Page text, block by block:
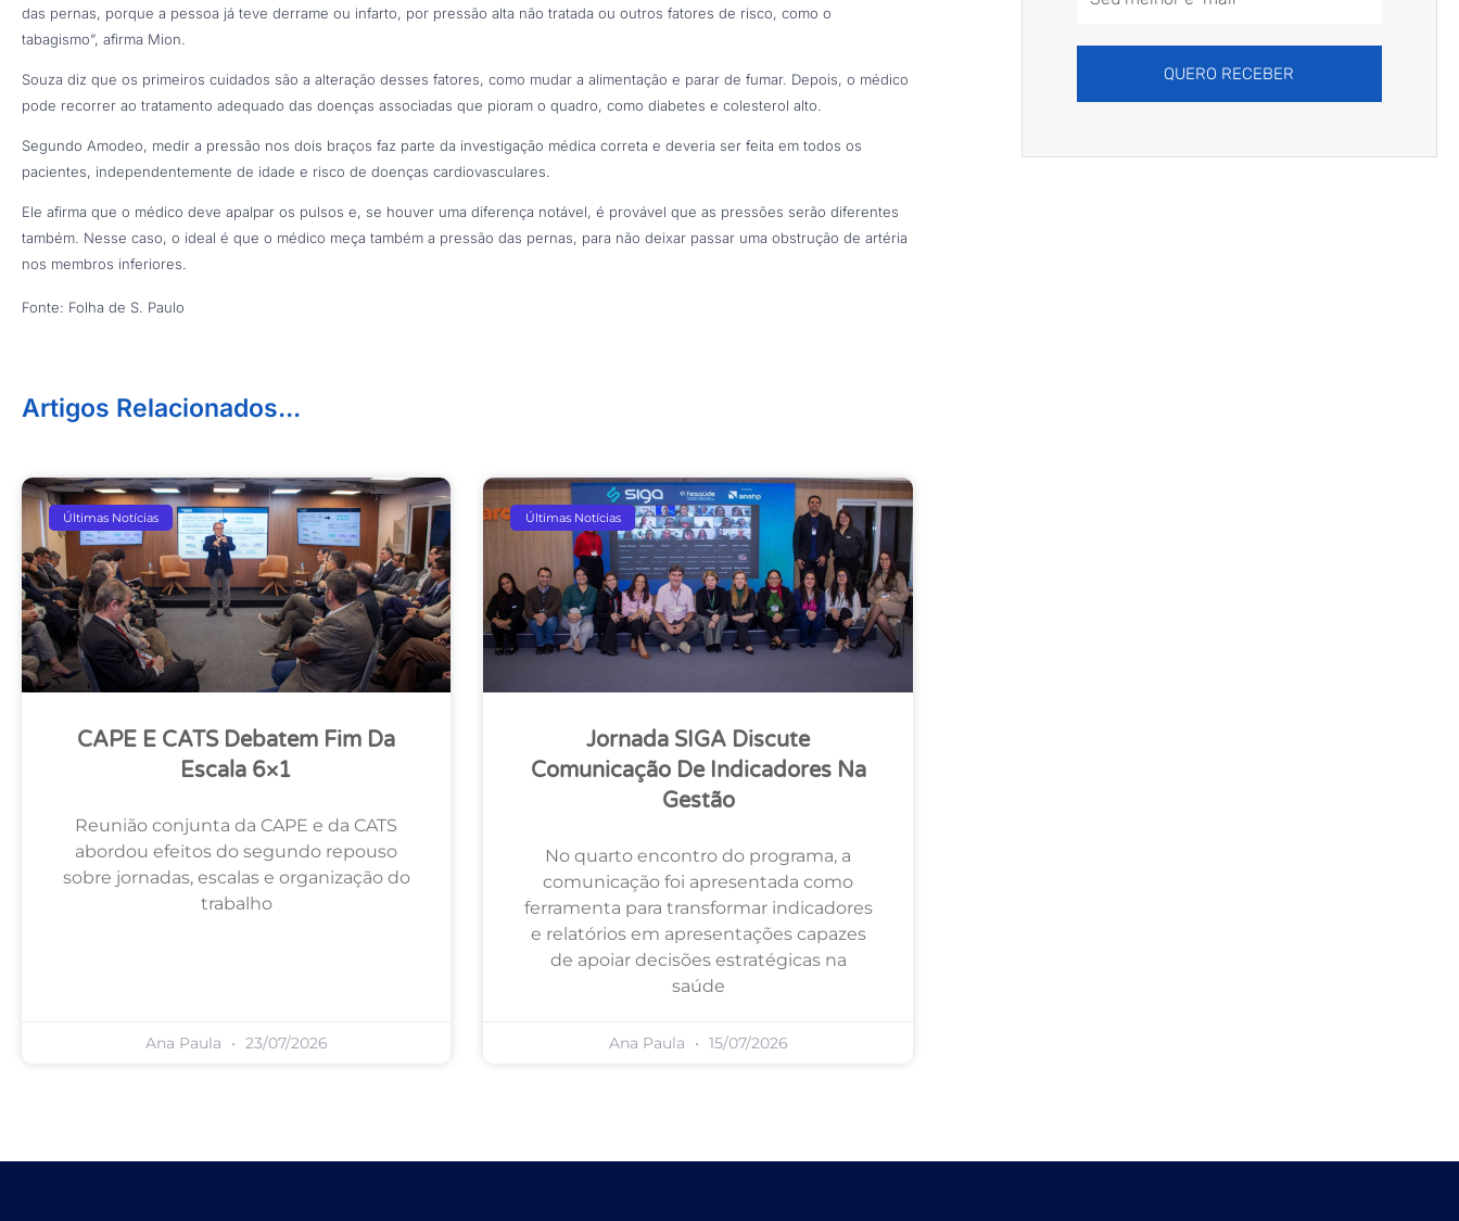
das pernas, porque a pessoa já teve derrame ou infarto, por pressão alta não tratada ou outros fatores de risco, como o
tabagismo”, afirma Mion.
Souza diz que os primeiros cuidados são a alteração desses fatores, como mudar a alimentação e parar de fumar. Depois, o médico
pode recorrer ao tratamento adequado das doenças associadas que pioram o quadro, como diabetes e colesterol alto.
Segundo Amodeo, medir a pressão nos dois braços faz parte da investigação médica correta e deveria ser feita em todos os
pacientes, independentemente de idade e risco de doenças cardiovasculares.
Ele afirma que o médico deve apalpar os pulsos e, se houver uma diferença notável, é provável que as pressões serão diferentes
também. Nesse caso, o ideal é que o médico meça também a pressão das pernas, para não deixar passar uma obstrução de artéria
nos membros inferiores.
Fonte: Folha de S. Paulo
Artigos Relacionados...
Últimas Notícias
CAPE E CATS Debatem Fim Da
Escala 6×1
Reunião conjunta da CAPE e da CATS
abordou efeitos do segundo repouso
sobre jornadas, escalas e organização do
trabalho
Ana Paula 23/07/2026
Últimas Notícias
Jornada SIGA Discute
Comunicação De Indicadores Na
Gestão
No quarto encontro do programa, a
comunicação foi apresentada como
ferramenta para transformar indicadores
e relatórios em apresentações capazes
de apoiar decisões estratégicas na
saúde
Ana Paula 15/07/2026
QUERO RECEBER